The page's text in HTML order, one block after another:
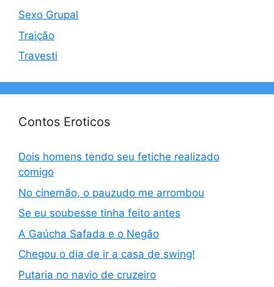
Sexo Grupal
Traição
Travesti
Contos Eroticos
Dois homens tendo seu fetiche realizado
comigo
No cinemão, o pauzudo me arrombou
Se eu soubesse tinha feito antes
A Gaúcha Safada e o Negão
Chegou o dia de ir a casa de swing!
Putaria no navio de cruzeiro